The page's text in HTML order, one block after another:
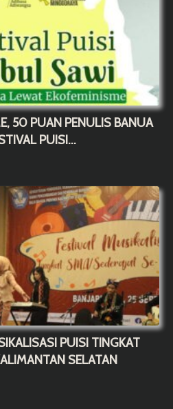
50 PUAN PENULIS BANUA
PUISI...
PUISI TINGKAT
SELATAN